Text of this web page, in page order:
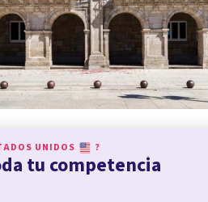
UNIDOS ?
tu competencia